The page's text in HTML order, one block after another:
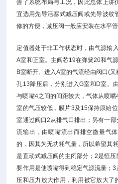
善了系统布局与工况，因此总体上讲
宜选用先导活塞式减压阀或先导波纹
修的方便，减压阀一般应安装在水平管
定值器处于非工作状态时，由气源输
A室和正室。主阀芯19在弹簧20和气
B室断开。进入A室的气流经由阀口(
孔13降压后，分别进入G室和D室。
与喷嘴4之间的间距较大，气体从喷
室的气压较低，膜片3及15保持原始
室通过阀口2从排气口排出；另有一
流输出，由喷嘴流出而排空微量气
的，因其为无功耗气量，所以希望其
是直动式减压阀的主闭部分；2是恒
要作用是使喷嘴得到稳定气源流量；
压和压力放大作用，利用被它放大了